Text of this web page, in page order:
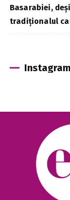
Basarabiei,
tradiționalul
Instagram